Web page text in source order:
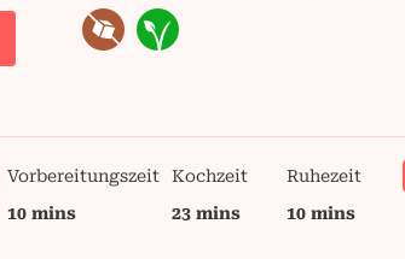
Vorbereitungszeit
10 mins
Kochzeit
23 mins
Ruhezeit
10 mins